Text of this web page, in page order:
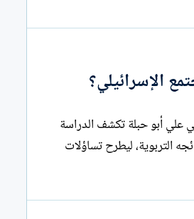
الإسرائيلي؟
جيل إسرائيلي أقل ديمقراطية وأكثر تطرفًا... إلى أين يتجه المجتمع الإسرائيلي؟ بقلم: المحامي علي أبو حبلة تكشف الدراسة
التربوية، ليطرح تساؤلات